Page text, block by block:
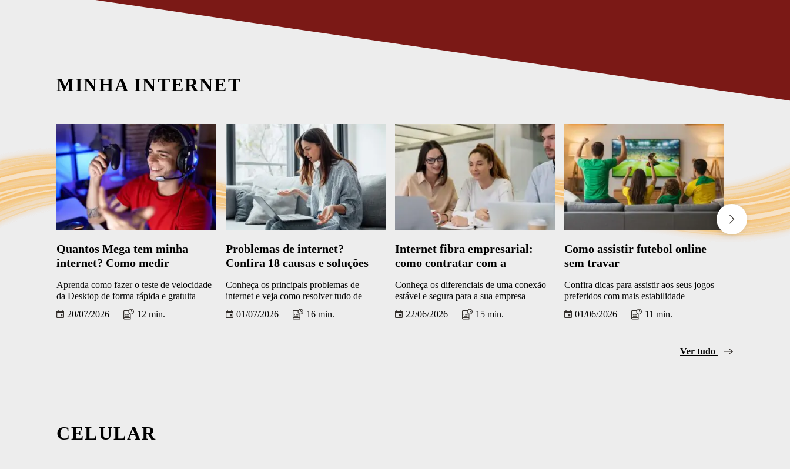
MINHA INTERNET
Quantos Mega tem minha
internet? Como medir
Aprenda como fazer o teste de velocidade
da Desktop de forma rápida e gratuita
20/07/2026
12 min.
Problemas de internet?
Confira 18 causas e soluções
Conheça os principais problemas de
internet e veja como resolver tudo de
forma simples e prática
01/07/2026 16 min.
Internet fibra empresarial:
como contratar com a
Conheça os diferenciais de uma conexão
estável e segura para a sua empresa
22/06/2026
15 min.
Como assistir futebol online
sem travar
Confira dicas para assistir aos seus jogos
preferidos com mais estabilidade
01/06/2026
11 min.
Ver tudo
CELULAR